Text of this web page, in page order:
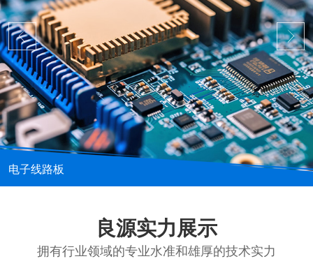
电子线路板
良源实力展示
拥有行业领域的专业水准和雄厚的技术实力